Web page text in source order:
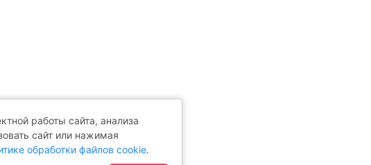
работы сайта, анализа
сайт или нажимая
обработки файлов cookie.